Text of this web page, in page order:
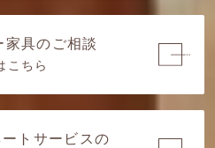
家具のご相談
こちら
トサービスの